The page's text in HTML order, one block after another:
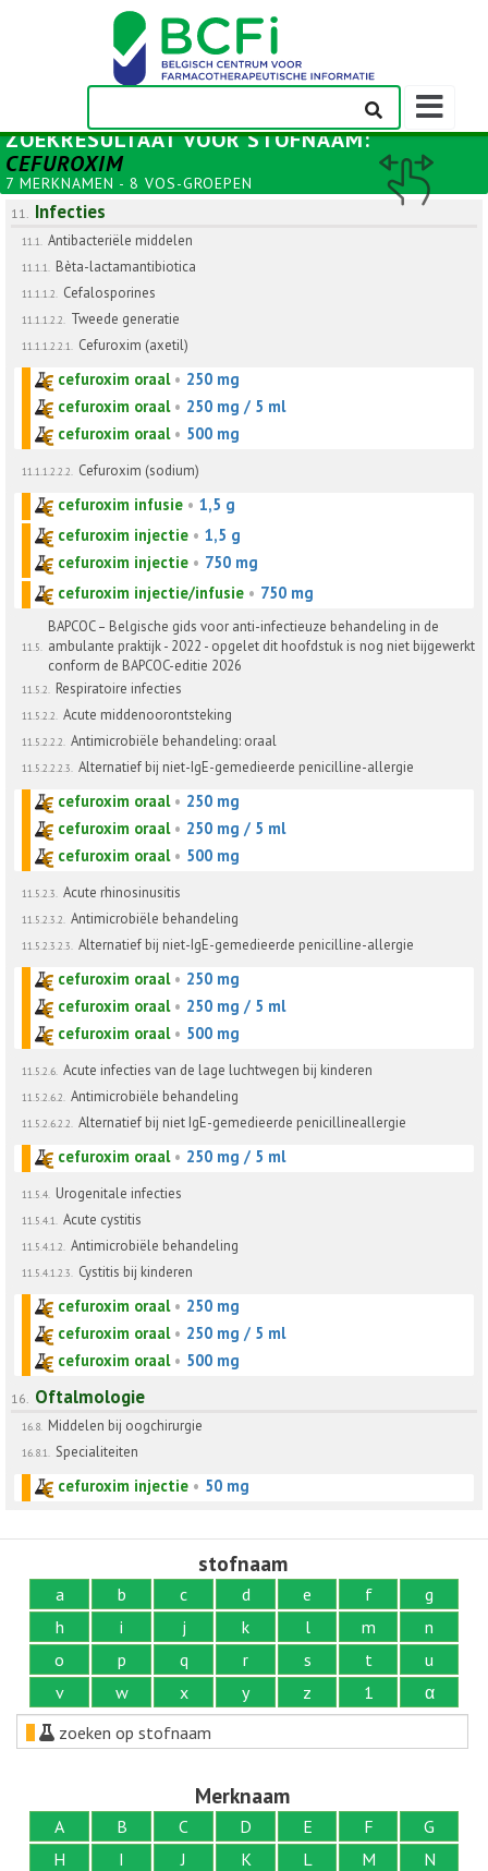
ZOEKRESULTAAT VOORSTOFNAAM:
CEFUROXIM
7 MERKNAMEN - 8 VOS-GROEPEN
11. Infecties
11.1. Antibacteriële middelen
11.1.1. Bèta-lactamantibiotica
11.1.1.2. Cefalosporines
11.1.1.2.2. Tweede generatie
11.1.1.2.2.1. Cefuroxim (axetil)
cefuroxim oraal• 250 mg
cefuroxim oraal• 250 mg / 5 ml
cefuroxim oraal• 500 mg
11.1.1.2.2.2. Cefuroxim (sodium)
cefuroxim infusie • 1,5 g
cefuroxim injectie • 1,5 g
cefuroxim injectie • 750 mg
cefuroxim injectie/infusie • 750 mg
11.5.
BAPCOC – Belgische gids voor anti-infectieuze behandeling in de
ambulante praktijk - 2022 - opgelet dit hoofdstuk is nog niet bijgewerkt
conform de BAPCOC-editie 2026
11.5.2. Respiratoire infecties
11.5.2.2. Acute middenoorontsteking
11.5.2.2.2. Antimicrobiële behandeling: oraal
11.5.2.2.2.3. Alternatief bij niet-IgE-gemedieerde penicilline-allergie
cefuroxim oraal• 250 mg
cefuroxim oraal• 250 mg / 5 ml
cefuroxim oraal• 500 mg
11.5.2.3. Acute rhinosinusitis
11.5.2.3.2. Antimicrobiële behandeling
11.5.2.3.2.3. Alternatief bij niet-IgE-gemedieerde penicilline-allergie
cefuroxim oraal• 250 mg
cefuroxim oraal• 250 mg / 5 ml
cefuroxim oraal• 500 mg
11.5.2.6. Acute infecties van de lage luchtwegen bij kinderen
11.5.2.6.2. Antimicrobiële behandeling
11.5.2.6.2.2. Alternatief bij niet IgE-gemedieerde penicillineallergie
cefuroxim oraal• 250 mg / 5 ml
11.5.4. Urogenitale infecties
11.5.4.1. Acute cystitis
11.5.4.1.2. Antimicrobiële behandeling
11.5.4.1.2.3. Cystitis bij kinderen
cefuroxim oraal• 250 mg
cefuroxim oraal• 250 mg / 5 ml
cefuroxim oraal• 500 mg
16. Oftalmologie
16.8. Middelen bij oogchirurgie
16.8.1. Specialiteiten
cefuroxim injectie • 50 mg
stofnaam
a b c d e f
g
h
i j k l m
n
o
p q r s t
u
v
w x y z 1
α
zoeken op stofnaam
Merknaam
A B C D E F
G
H
I J K L M
N